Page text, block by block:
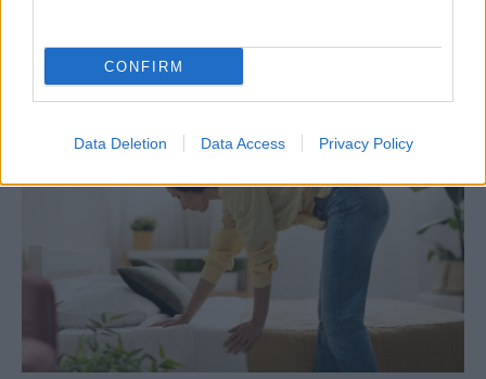
CONFIRM
Data Deletion Data Access Privacy Policy